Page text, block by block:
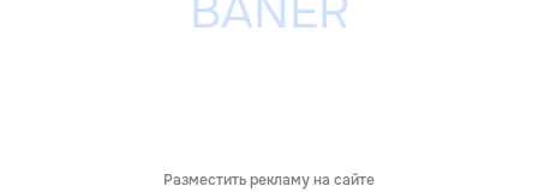
Разместить рекламу на сайте